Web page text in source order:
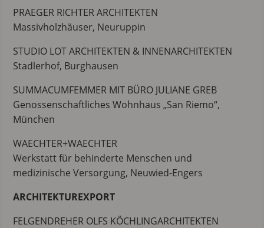
PRAEGER RICHTER ARCHITEKTEN
Massivholzhäuser, Neuruppin
STUDIO LOT ARCHITEKTEN & INNENARCHITEKTEN
Stadlerhof, Burghausen
SUMMACUMFEMMER MIT BÜRO JULIANE GREB
Genossenschaftliches Wohnhaus „San Riemo“,
München
WAECHTER+WAECHTER
Werkstatt für behinderte Menschen und
medizinische Versorgung, Neuwied-Engers
ARCHITEKTUREXPORT
FELGENDREHER OLFS KÖCHLINGARCHITEKTEN